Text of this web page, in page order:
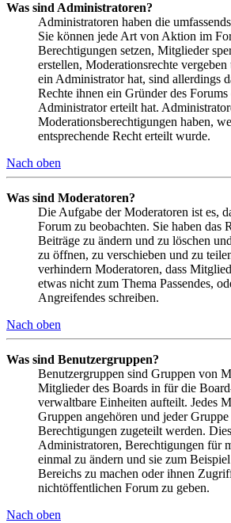
Was sind Administratoren?
Administratoren haben die
Sie können jede Art von Aktion im
Berechtigungen setzen, Mitglieder
erstellen, Moderationsrechte
ein Administrator hat, sind allerdings
Rechte ihnen ein Gründer des
Administrator erteilt hat.
Moderationsberechtigungen haben,
entsprechende Recht erteilt wurde.
Nach oben
Was sind Moderatoren?
Die Aufgabe der Moderatoren ist es,
Forum zu beobachten. Sie haben das
Beiträge zu ändern und zu löschen
zu öffnen, zu verschieben und zu
verhindern Moderatoren, dass
etwas nicht zum Thema Passendes,
Angreifendes schreiben.
Nach oben
Was sind Benutzergruppen?
Benutzergruppen sind Gruppen von
Mitglieder des Boards in für die
verwaltbare Einheiten aufteilt. Jedes
Gruppen angehören und jeder
Berechtigungen zugeteilt werden.
Administratoren, Berechtigungen für
einmal zu ändern und sie zum
Bereichs zu machen oder ihnen
nichtöffentlichen Forum zu geben.
Nach oben